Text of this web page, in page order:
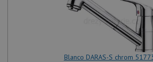
Blanco DARAS-S chrom